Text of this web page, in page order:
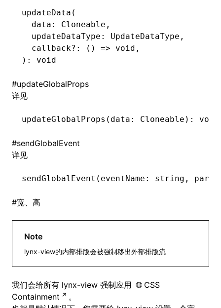
updateData (
  data: Cloneable
,
  updateDataType: UpdateDataType
,
  callback
?: () => void ,
): void
#updateGlobalProps
详见
updateGlobalProps (data: Cloneable): void
#sendGlobalEvent
详见
sendGlobalEvent (eventName: string ,
#宽、高
Note
lynx-view的内部排版会被强制移出外部排版流
我们会给所有 lynx-view 强制应用
CSS
Containment
。